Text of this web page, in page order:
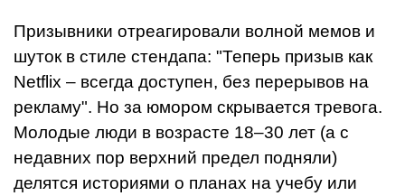
Призывники отреагировали волной мемов и
шуток в стиле стендапа: "Теперь призыв как
Netflix – всегда доступен, без перерывов на
рекламу". Но за юмором скрывается тревога.
Молодые люди в возрасте 18–30 лет (а с
недавних пор верхний предел подняли)
делятся историями о планах на учебу или